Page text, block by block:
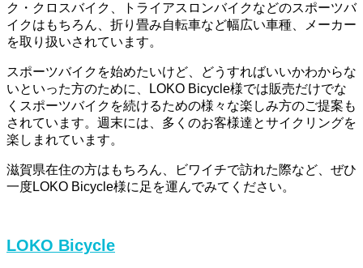
ク・クロスバイク、トライアスロンバイクなどのスポーツバ
イクはもちろん、折り畳み自転車など幅広い車種、メーカー
を取り扱いされています。
スポーツバイクを始めたいけど、どうすればいいかわからな
いといった方のために、LOKO Bicycle様では販売だけでな
くスポーツバイクを続けるための様々な楽しみ方のご提案も
されています。週末には、多くのお客様達とサイクリングを
楽しまれています。
滋賀県在住の方はもちろん、ビワイチで訪れた際など、ぜひ
一度LOKO Bicycle様に足を運んでみてください。
LOKO Bicycle